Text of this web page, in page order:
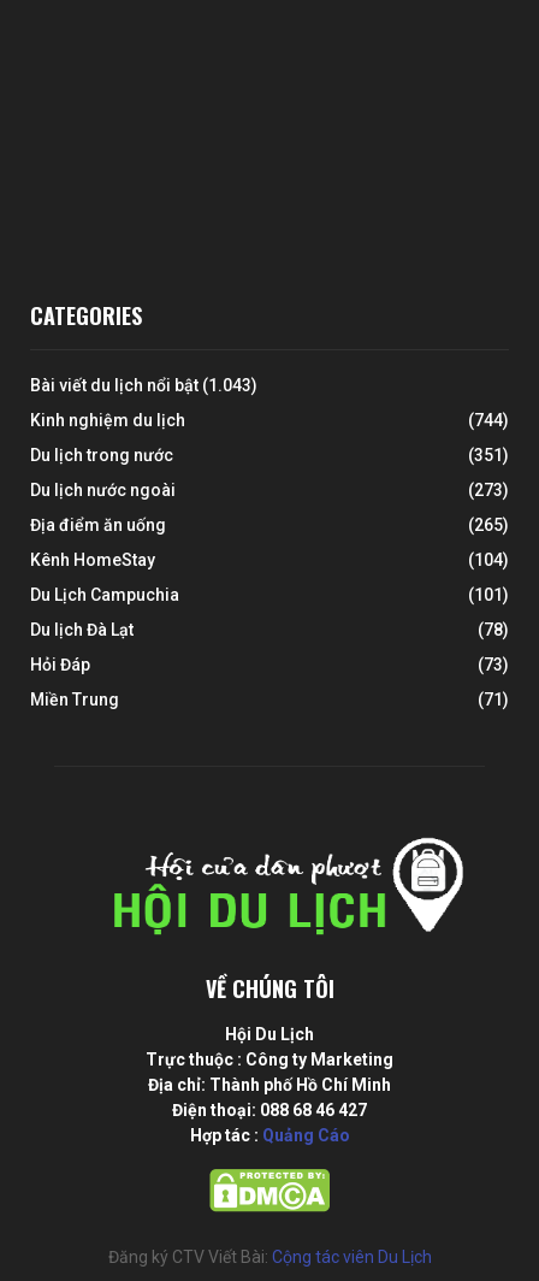
CATEGORIES
Bài viết du lịch nổi bật (1.043)
Kinh nghiệm du lịch
(744)
Du lịch trong nước
(351)
Du lịch nước ngoài
(273)
Địa điểm ăn uống
(265)
Kênh HomeStay
(104)
Du Lịch Campuchia
(101)
Du lịch Đà Lạt
(78)
Hỏi Đáp
(73)
Miền Trung
(71)
VỀ CHÚNG TÔI
Hội Du Lịch
Trực thuộc : Công ty Marketing
Địa chỉ: Thành phố Hồ Chí Minh
Điện thoại: 088 68 46 427
Hợp tác : Quảng Cáo
Đăng ký CTV Viết Bài: Cộng tác viên Du Lịch